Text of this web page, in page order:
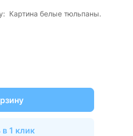
Картина белые тюльпаны.
в 1 клик